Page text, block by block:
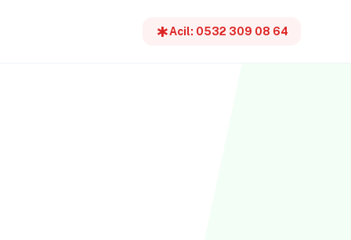
emergencyAcil: 0532 309 08 64